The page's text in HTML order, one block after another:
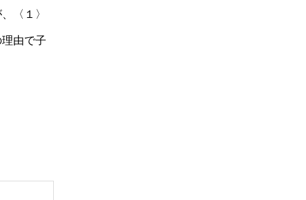
〈１〉
由で子